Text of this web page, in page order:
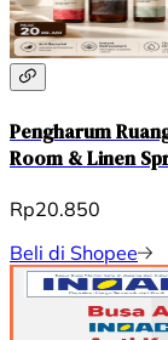
Pengharum
Room & Linen
Rp20.850
Beli di Shopee